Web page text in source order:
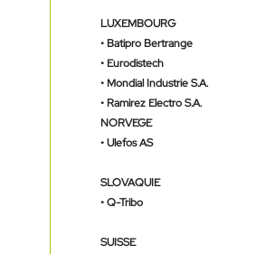
LUXEMBOURG
• Batipro Bertrange
• Eurodistech
• Mondial Industrie S.A.
• Ramirez Electro S.A.
NORVEGE
•Ulefos AS
SLOVAQUIE
•Q-Tribo
SUISSE